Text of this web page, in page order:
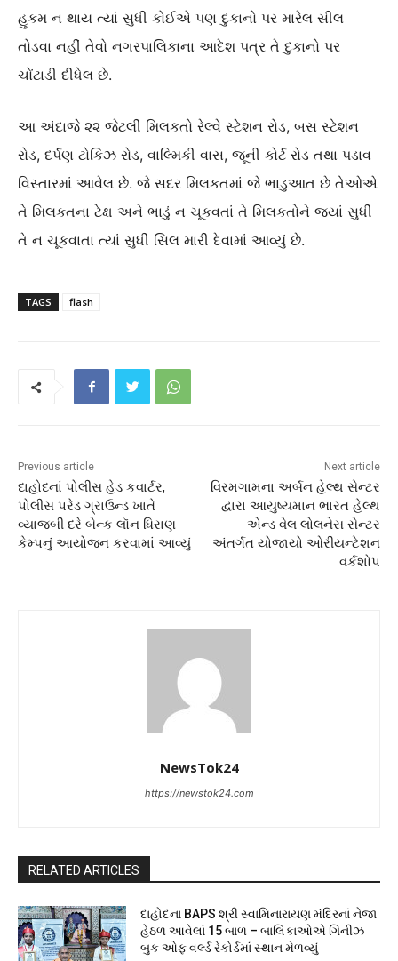
હુકમ ન થાય ત્યાં સુધી કોઈએ પણ દુકાનો પર મારેલ સીલ
તોડવા નહીં તેવો નગરપાલિકાના આદેશ પત્ર તે દુકાનો પર
ચોંટાડી દીધેલ છે.
આ અંદાજે ૨૨ જેટલી મિલકતો રેલ્વે સ્ટેશન રોડ, બસ સ્ટેશન
રોડ, દર્પણ ટોકિઝ રોડ, વાલ્મિકી વાસ, જૂની કોર્ટ રોડ તથા પડાવ
વિસ્તારમાં આવેલ છે. જે સદર મિલકતમાં જે ભાડુઆત છે તેઓએ
તે મિલકતના ટેક્ષ અને ભાડું ન ચૂકવતાં તે મિલકતોને જ્યાં સુધી
તે ન ચૂકવાતા ત્યાં સુધી સિલ મારી દેવામાં આવ્યું છે.
TAGS flash
Previous article
દાહોદનાં પોલીસ હેડ કવાર્ટર,
પોલીસ પરેડ ગ્રાઉન્ડ ખાતે
વ્યાજબી દરે બેન્ક લૉન ધિરાણ
કેમ્પનું આયોજન કરવામાં આવ્યું
Next article
વિરમગામના અર્બન હેલ્થ સેન્ટર
દ્વારા આયુષ્યમાન ભારત હેલ્થ
એન્ડ વેલ લોલનેસ સેન્ટર
અંતર્ગત યોજાયો ઓરીયન્ટેશન
વર્કશોપ
NewsTok24
https://newstok24.com
RELATED ARTICLES
દાહોદના BAPS શ્રી સ્વામિનારાયણ મંદિરનાં નેજા
હેઠળ આવેલાં 15 બાળ – બાલિકાઓએ ગિનીઝ
બુક ઓફ વર્લ્ડ રેકોર્ડમાં સ્થાન મેળવ્યું